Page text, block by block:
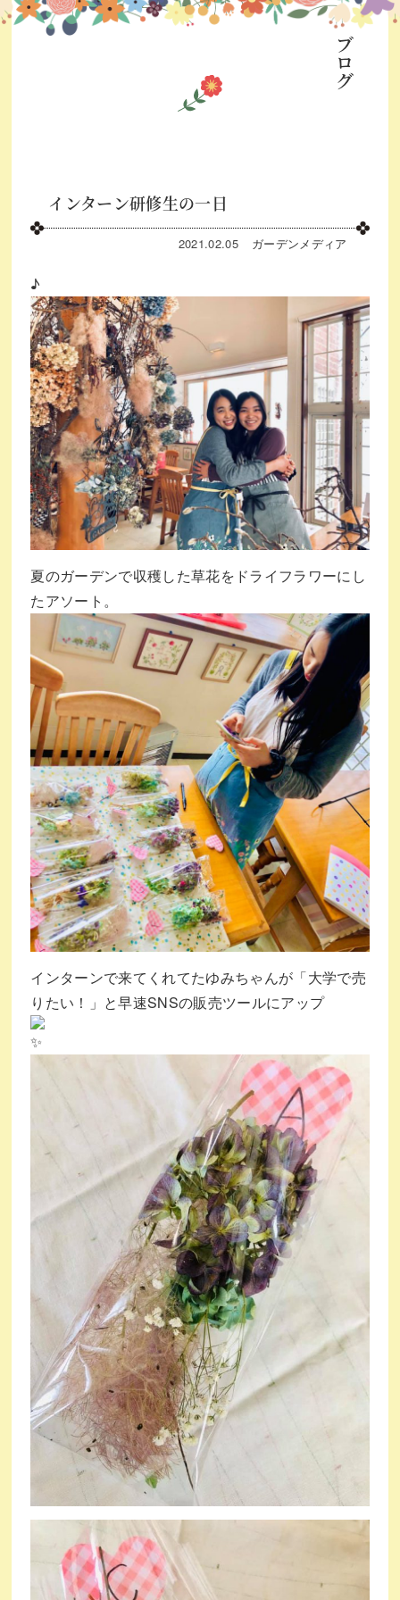
ブログ
インターン研修生の一日
2021.02.05 ガーデンメディア
♪
夏のガーデンで収穫した草花をドライフラワーにし
たアソート。
インターンで来てくれてたゆみちゃんが「大学で売
りたい！」と早速SNSの販売ツールにアップ